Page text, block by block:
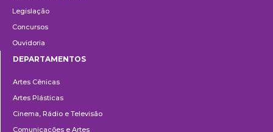
Legislação
Concursos
Ouvidoria
DEPARTAMENTOS
Artes Cênicas
Artes Plásticas
Cinema, Rádio e Televisão
Comunicações e Artes